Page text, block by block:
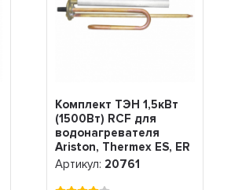
Комплект ТЭН 1,5кВт
(1500Вт) RCF для
водонагревателя
Ariston, Thermex ES, ER
+ анод М6, 20761
Артикул: 20761